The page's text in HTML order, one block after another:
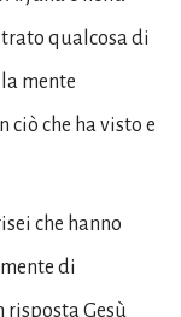
qualcosa di
mente
ciò che ha visto e
che hanno
di
risposta Gesù